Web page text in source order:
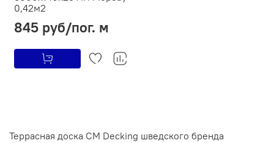
0,42м2
845 руб/пог. м
Террасная доска CM Decking шведского бренда